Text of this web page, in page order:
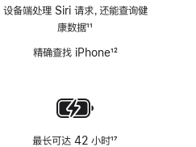
设备端处理 Siri 请求，还能查询健
康数据11
精确查找 iPhone12
最长可达 42 小时17